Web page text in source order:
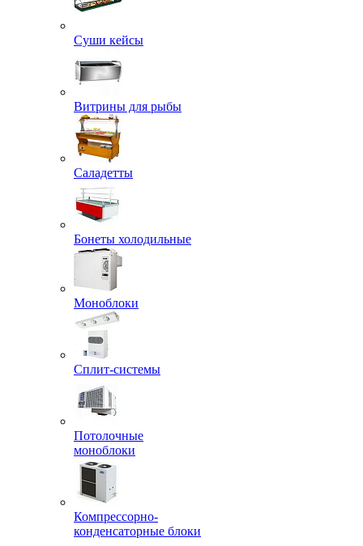
Суши кейсы
Витрины для рыбы
Саладетты
Бонеты холодильные
Моноблоки
Сплит-системы
Потолочные
моноблоки
Компрессорно-
конденсаторные блоки